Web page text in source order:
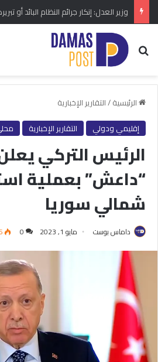
بحث عن
الرئيسية/التقارير الإخبارية
إقليمي ودولي
التقارير الإخبارية
الرئيس التركي
“داعش” بعملية
شمالي سوريا
داماس بوست مايو 1, 2023 0